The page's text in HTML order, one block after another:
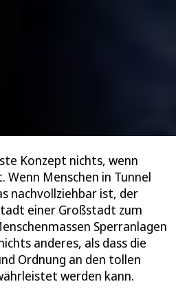
Konzept nichts, wenn
Wenn Menschen in Tunnel
nachvollziehbar ist, der
einer Großstadt zum
Sperranlagen
anderes, als dass die
Ordnung an den tollen
werden kann.